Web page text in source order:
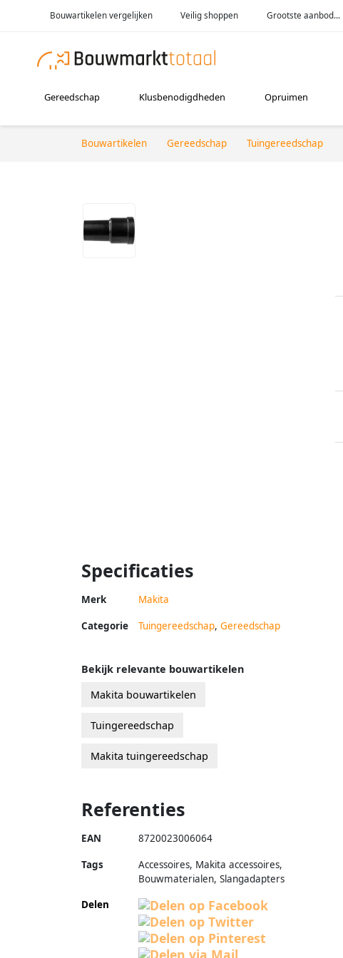
Bouwartikelen vergelijken Veilig shoppen Grootste aanbod...
Gereedschap Klusbenodigdheden Opruimen
Bouwartikelen Gereedschap Tuingereedschap
Specificaties
Merk Makita
Categorie Tuingereedschap, Gereedschap
Bekijk relevante bouwartikelen
Makita bouwartikelen
Tuingereedschap
Makita tuingereedschap
Referenties
EAN 8720023006064
Tags
Accessoires, Makita accessoires,
Bouwmaterialen, Slangadapters
Delen